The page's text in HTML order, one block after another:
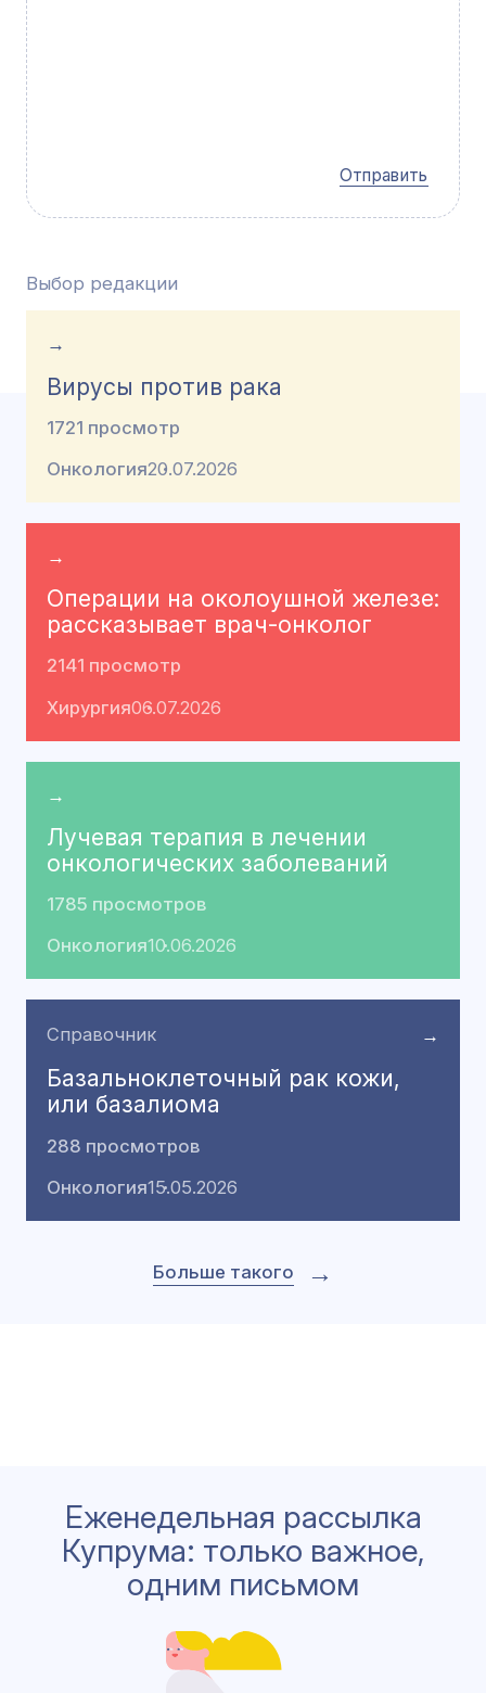
Отправить
Выбор редакции
→
Вирусы против рака
1721 просмотр
Онкология20.07.2026
→
Операции на околоушной железе:
рассказывает врач-онколог
2141 просмотр
Хирургия06.07.2026
→
Лучевая терапия в лечении
онкологических заболеваний
1785 просмотров
Онкология10.06.2026
Справочник →
Базальноклеточный рак кожи,
или базалиома
288 просмотров
Онкология15.05.2026
Больше такого →
Еженедельная рассылка
Купрума: только важное,
одним письмом